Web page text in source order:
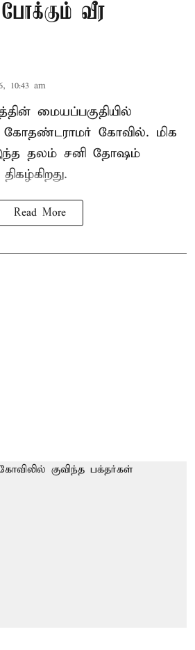
வீர
10:43 am
மையப்பகுதியில்
கோதண்டராமர் கோவில். மிக
தலம் சனி தோஷம்
Read More